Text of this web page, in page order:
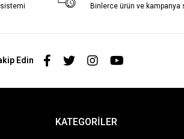
Binlerce ürün ve kampanya
Edin
KATEGORİLER